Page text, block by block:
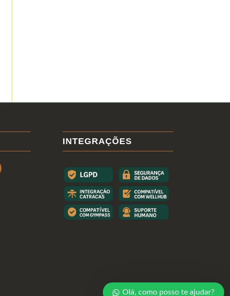
INTEGRAÇÕES
Olá, como posso te ajudar?